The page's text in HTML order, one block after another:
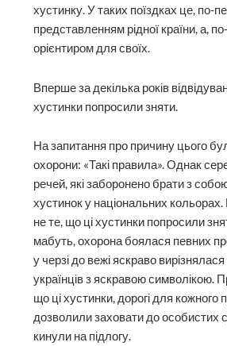
хустинку. У таких поїздках це, по-
представленням рідної країни, а,
орієнтиром для своїх.
Вперше за декілька років
хустинки попросили зняти.
На запитання про причину цього
охорони: «Такі правила». Однак
речей, які заборонено брати з
хустинок у національних
не те, що ці хустинки попросили
мабуть, охорона боялася певних
у черзі до вежі яскраво
українців з яскравою символікою.
що ці хустинки, дорогі для кожного
дозволили заховати до особистих
кинули на підлогу.